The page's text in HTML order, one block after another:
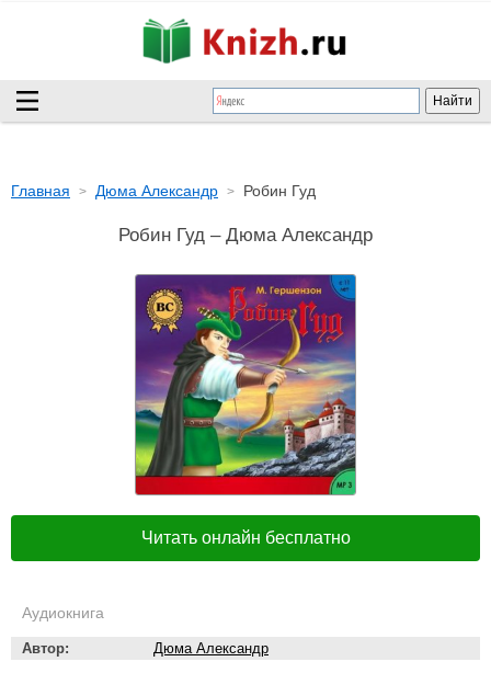
Главная Дюма Александр Робин Гуд
Робин Гуд – Дюма Александр
Читать онлайн бесплатно
Аудиокнига
Автор: Дюма Александр